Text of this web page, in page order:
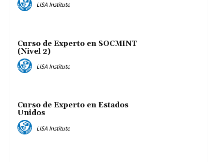
LISA Institute
Curso de Experto en SOCMINT
(Nivel 2)
LISA Institute
Curso de Experto en Estados
Unidos
LISA Institute